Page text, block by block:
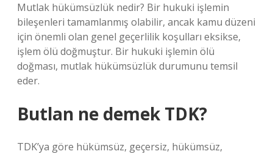
Mutlak hükümsüzlük nedir? Bir hukuki işlemin
bileşenleri tamamlanmış olabilir, ancak kamu düzeni
için önemli olan genel geçerlilik koşulları eksikse,
işlem ölü doğmuştur. Bir hukuki işlemin ölü
doğması, mutlak hükümsüzlük durumunu temsil
eder.
Butlan ne demek TDK?
TDK’ya göre hükümsüz, geçersiz, hükümsüz,